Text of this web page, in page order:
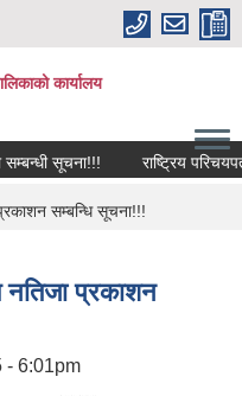
कार्यालय
सूचना!!! राष्‍ट्रिय परिचयपत्र
सम्बन्धि सूचना!!!
प्रकाशन
- 6:01pm